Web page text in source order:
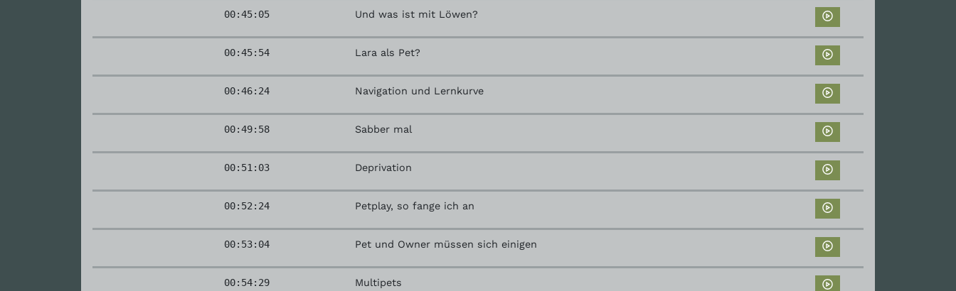
00:45:05 Und was ist mit Löwen?
00:45:54 Lara als Pet?
00:46:24 Navigation und Lernkurve
00:49:58 Sabber mal
00:51:03 Deprivation
00:52:24 Petplay, so fange ich an
00:53:04 Pet und Owner müssen sich einigen
00:54:29 Multipets